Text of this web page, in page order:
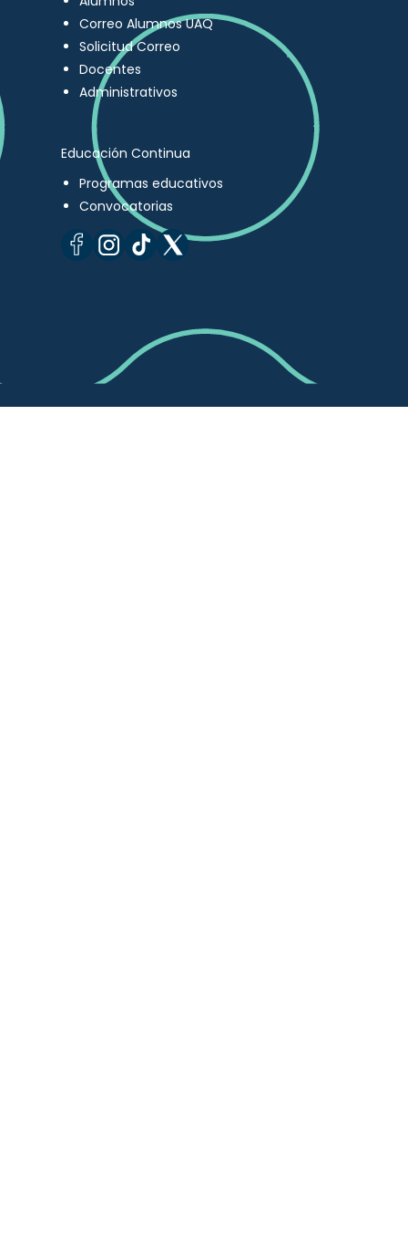
Correo Alumnos UAQ
Solicitud Correo
Docentes
Administrativos
Educación Continua
Programas educativos
Convocatorias